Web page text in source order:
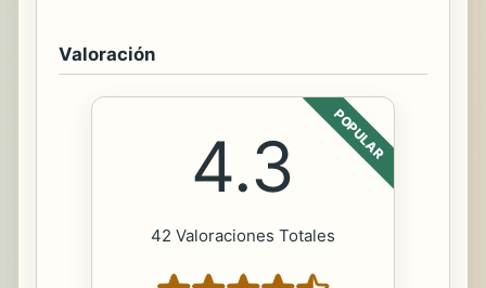
Valoración
POPULAR
4.3
42 Valoraciones Totales